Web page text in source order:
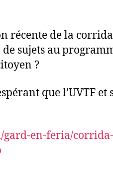
de la corrida
sujets au
?
que l’UVTF et
en-feria/